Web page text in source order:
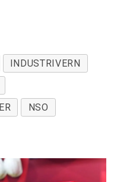
INDUSTRIVERN
NSO